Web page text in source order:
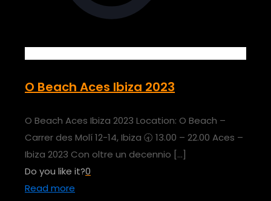
O Beach Aces Ibiza 2023
O Beach Aces Ibiza 2023 Location: O Beach –
Carrer des Molí 12-14, Ibiza 🕣 13.00 – 22.00 Aces –
Ibiza 2023 Con oltre un decennio […]
Do you like it?0
Read more